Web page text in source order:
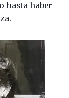
hasta haber